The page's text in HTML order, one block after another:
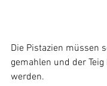
Die Pistazien müssen
gemahlen und der
werden.